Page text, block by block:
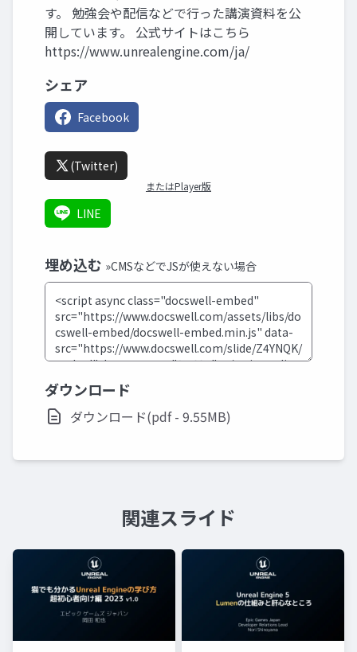
す。 勉強会や配信などで行った講演資料を公
開しています。 公式サイトはこちら
https://www.unrealengine.com/ja/
シェア
Facebook
(Twitter)
またはPlayer版
LINE
埋め込む »CMSなどでJSが使えない場合
ダウンロード
ダウンロード(pdf - 9.55MB)
関連スライド